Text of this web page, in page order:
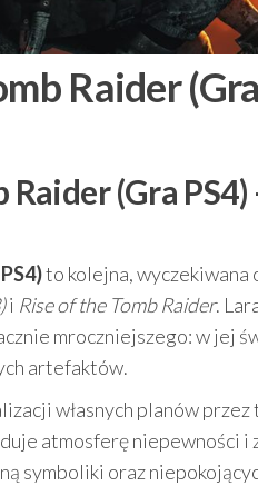
Raider
(Gra
to kolejna, wyczekiwana
i Rise of the Tomb Raider.
mroczniejszego: w jej
artefaktów.
własnych planów
atmosferę niepewności
symboliki oraz